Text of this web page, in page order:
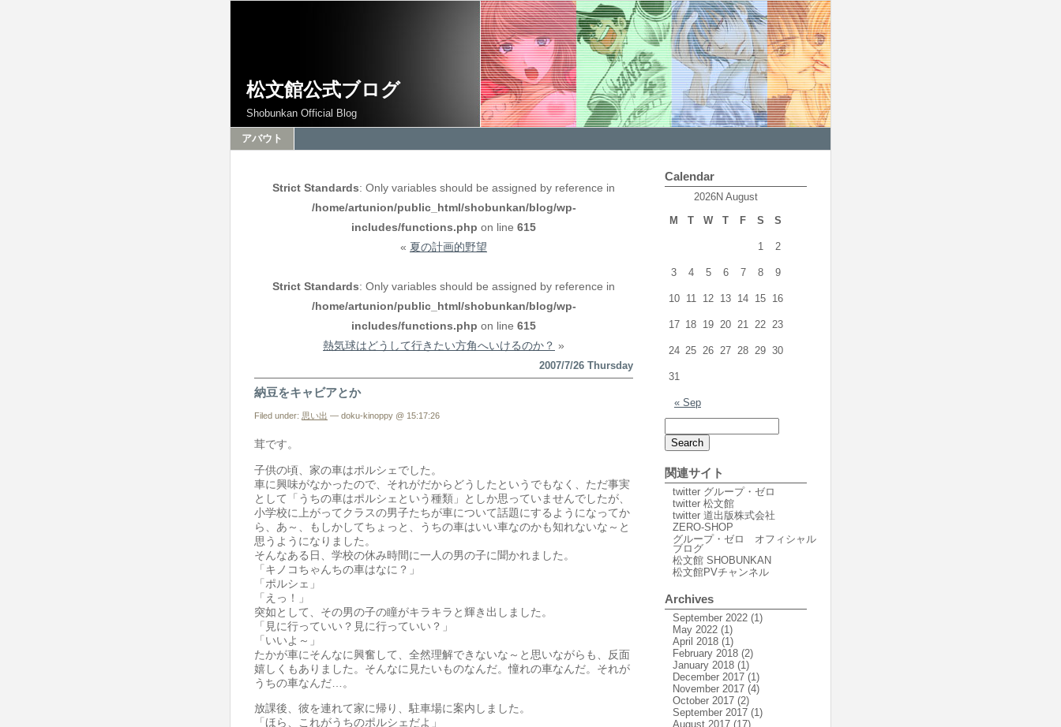
松文館公式ブログ
Shobunkan Official Blog
アバウト
Strict Standards: Only variables should be assigned by reference in
/home/artunion/public_html/shobunkan/blog/wp-
includes/functions.php on line 615
« 夏の計画的野望
Strict Standards: Only variables should be assigned by reference in
/home/artunion/public_html/shobunkan/blog/wp-
includes/functions.php on line 615
熱気球はどうして行きたい方角へいけるのか？ »
2007/7/26 Thursday
納豆をキャビアとか
Filed under: 思い出 — doku-kinoppy @ 15:17:26
茸です。
子供の頃、家の車はポルシェでした。
車に興味がなかったので、それがだからどうしたというでもなく、ただ事実
として「うちの車はポルシェという種類」としか思っていませんでしたが、
小学校に上がってクラスの男子たちが車について話題にするようになってか
ら、あ～、もしかしてちょっと、うちの車はいい車なのかも知れないな～と
思うようになりました。
そんなある日、学校の休み時間に一人の男の子に聞かれました。
「キノコちゃんちの車はなに？」
「ポルシェ」
「えっ！」
突如として、その男の子の瞳がキラキラと輝き出しました。
「見に行っていい？見に行っていい？」
「いいよ～」
たかが車にそんなに興奮して、全然理解できないな～と思いながらも、反面
嬉しくもありました。そんなに見たいものなんだ。憧れの車なんだ。それが
うちの車なんだ…。
放課後、彼を連れて家に帰り、駐車場に案内しました。
「ほら、これがうちのポルシェだよ」
Calendar
2026N August
M
T W T F S S
« Sep
1 2
3 4 5 6 7 8 9
10 11 12 13 14 15 16
17 18 19 20 21 22 23
24 25 26 27 28 29 30
31
関連サイト
twitter グループ・ゼロ
twitter 松文館
twitter 道出版株式会社
ZERO-SHOP
グループ・ゼロ オフィシャル
ブログ
松文館 SHOBUNKAN
松文館PVチャンネル
Archives
September 2022 (1)
May 2022 (1)
April 2018 (1)
February 2018 (2)
January 2018 (1)
December 2017 (1)
November 2017 (4)
October 2017 (2)
September 2017 (1)
August 2017 (17)